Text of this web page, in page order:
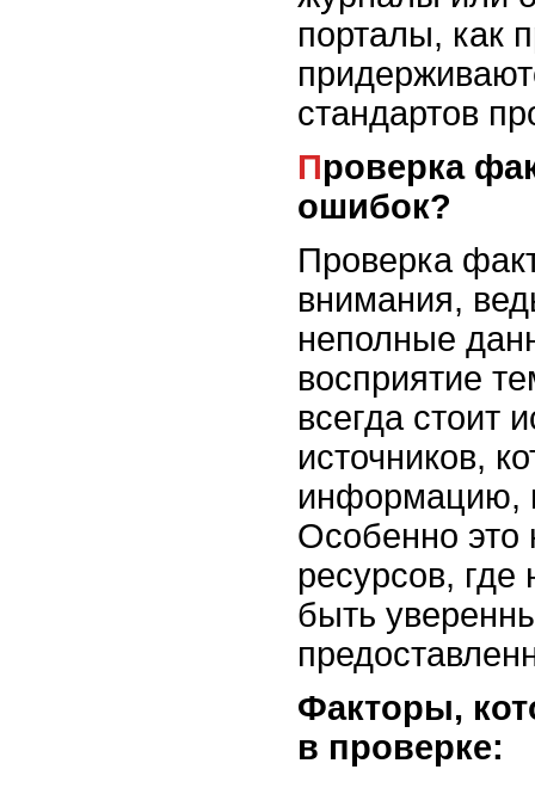
порталы, как
стандартов
Проверка фактов: как избежать
ошибок?
Проверка
внимания,
неполные
восприятие
всегда стоит
источников,
информацию,
Особенно это
ресурсов, где
быть
Факторы,
в проверке: